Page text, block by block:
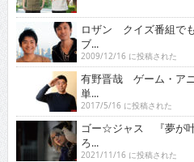
ロザン クイズ番組で
ブ...
2009/12/16 に投稿された
有野晋哉 ゲーム・ア
単...
2017/5/16 に投稿された
ゴー☆ジャス 『夢が
ろ...
2021/11/16 に投稿された